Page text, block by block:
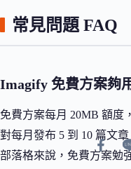
常見問題 FAQ
Imagify 免費方案夠
免費方案每月 20MB 額度
對每月發布 5 到 10 篇文
部落格來說，免費方案勉